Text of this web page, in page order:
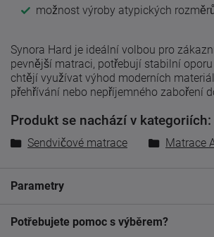
možnost výroby atypických
Synora Hard je ideální volbou pro
pevnější matraci, potřebují stabilní
chtějí využívat výhod moderních
přehřívání nebo nepříjemného zaboření
Produkt se nachází v kategoriích:
Sendvičové matrace Matrace
Parametry
Potřebujete pomoc s výběrem?